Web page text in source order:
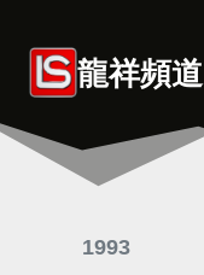
content 龍祥頻道
1993